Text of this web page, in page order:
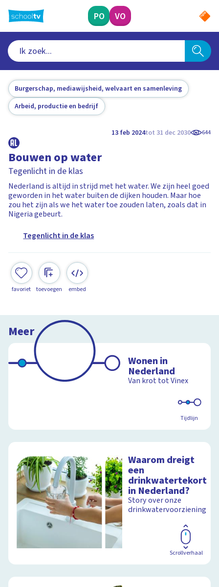
naar
hoofdinhoud
PO VO
Burgerschap, mediawijsheid, welvaart en samenleving
Arbeid, productie en bedrijf
13 feb 2024tot 31 dec 2030 644
Bouwen op water
Tegenlicht in de klas
Nederland is altijd in strijd met het water. We zijn heel goed
geworden in het water buiten de dijken houden. Maar hoe
zou het zijn als we het water toe zouden laten, zoals dat in
Nigeria gebeurt.
Tegenlicht in de klas
favoriet toevoegen embed
Meer
Wonen in
Nederland
Van krot tot Vinex
Tijdlijn
Waarom dreigt
een
drinkwatertekort
in Nederland?
Story over onze
drinkwatervoorziening
Scrollverhaal